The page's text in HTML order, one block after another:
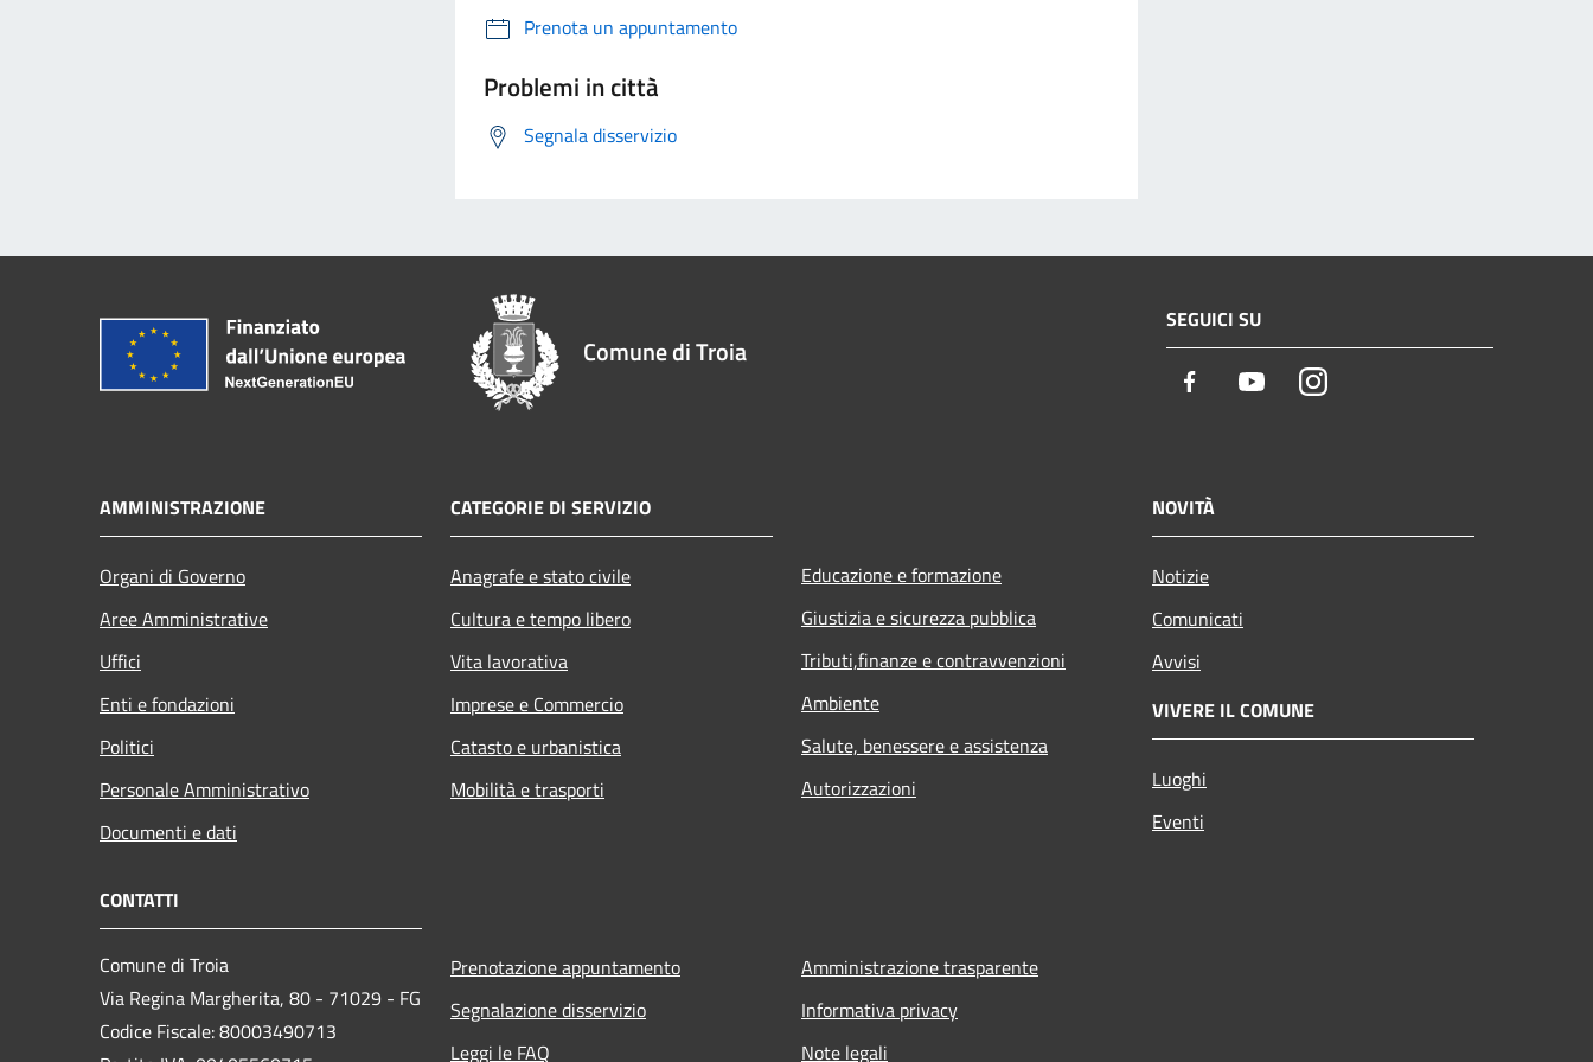
Prenota un appuntamento
Problemi in città
Segnala disservizio
Comune di Troia
SEGUICI SU
Facebook YoutubeInstagram
AMMINISTRAZIONE
Organi di Governo
Aree Amministrative
Uffici
Enti e fondazioni
Politici
Personale Amministrativo
Documenti e dati
CATEGORIE DI SERVIZIO
Anagrafe e stato civile
Cultura e tempo libero
Vita lavorativa
Imprese e Commercio
Catasto e urbanistica
Mobilità e trasporti
Educazione e formazione
Giustizia e sicurezza pubblica
Tributi,finanze e contravvenzioni
Ambiente
Salute, benessere e assistenza
Autorizzazioni
NOVITÀ
Notizie
Comunicati
Avvisi
VIVERE IL COMUNE
Luoghi
Eventi
CONTATTI
Comune di Troia
Via Regina Margherita, 80 - 71029 - FG
Codice Fiscale: 80003490713
Prenotazione appuntamento
Segnalazione disservizio
Leggi le FAQ
Amministrazione trasparente
Informativa privacy
Note legali